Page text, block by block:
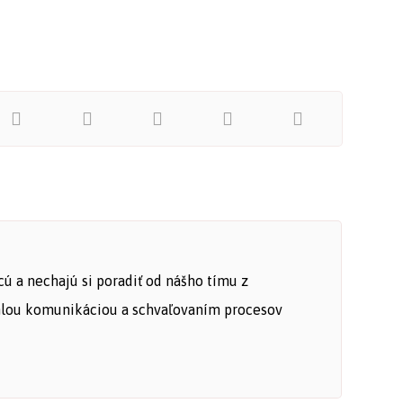
a nechajú si poradiť od nášho tímu z
komunikáciou a schvaľovaním procesov